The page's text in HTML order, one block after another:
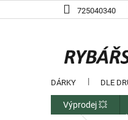
na
725040340
DÁRKY DLE
Výprodej 💥